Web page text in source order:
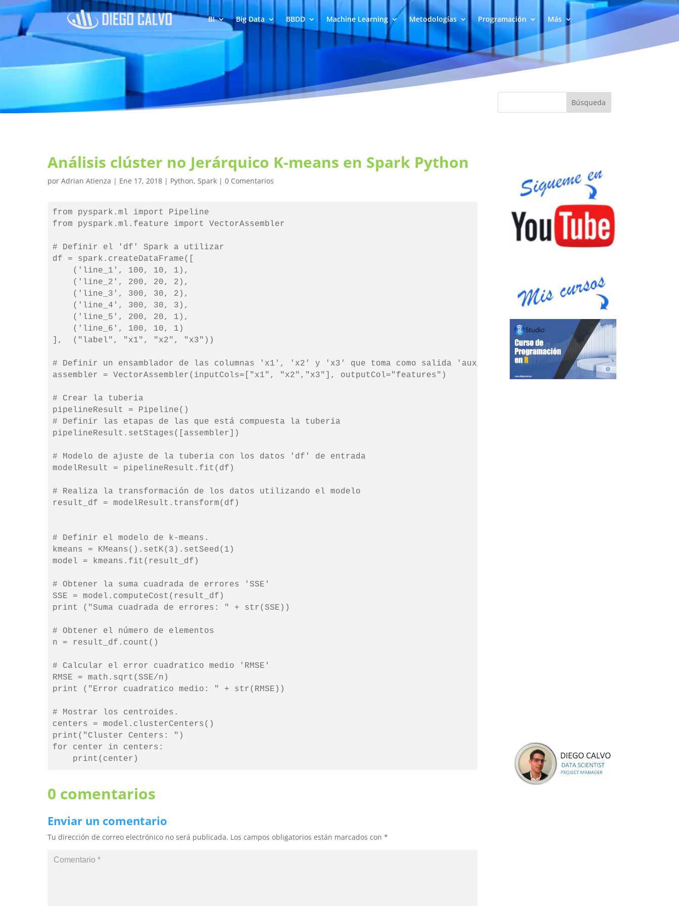
BI Big Data BBDD Machine Learning Metodologías Programación Más
Análisis clúster no Jerárquico K-means en Spark Python
porAdrian Atienza | Ene 17, 2018 | Python,Spark |0 Comentarios
from pyspark.ml import Pipeline
from pyspark.ml.feature import VectorAssembler
# Definir el 'df' Spark a utilizar
df = spark.createDataFrame([
('line_1', 100, 10, 1),
('line_2', 200, 20, 2),
('line_3', 300, 30, 2),
('line_4', 300, 30, 3),
('line_5', 200, 20, 1),
('line_6', 100, 10, 1)
],  ("label", "x1", "x2", "x3"))
# Definir un ensamblador de las columnas 'x1', 'x2' y 'x3' que toma como salida 'aux_features'
assembler = VectorAssembler(inputCols=["x1", "x2","x3"], outputCol="features")
# Crear la tuberia
pipelineResult = Pipeline()
# Definir las etapas de las que está compuesta la tuberia
pipelineResult.setStages([assembler])
# Modelo de ajuste de la tuberia con los datos 'df' de entrada
modelResult = pipelineResult.fit(df)
# Realiza la transformación de los datos utilizando el modelo
result_df = modelResult.transform(df)
# Definir el modelo de k-means.
kmeans = KMeans().setK(3).setSeed(1)
model = kmeans.fit(result_df)
# Obtener la suma cuadrada de errores 'SSE'
SSE = model.computeCost(result_df)
print ("Suma cuadrada de errores: " + str(SSE))
# Obtener el número de elementos
n = result_df.count()
# Calcular el error cuadratico medio 'RMSE'
RMSE = math.sqrt(SSE/n)
print ("Error cuadratico medio: " + str(RMSE))
# Mostrar los centroides.
centers = model.clusterCenters()
print("Cluster Centers: ")
for center in centers:
print(center)
0 comentarios
Enviar un comentario
Tu dirección de correo electrónico no será publicada. Los campos obligatorios están marcados con*